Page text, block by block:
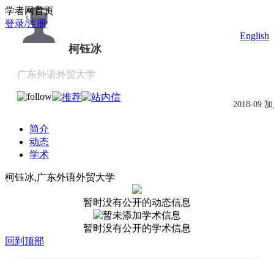
学者网首页
登录/注册
English
柯钰冰
广东外语外贸大学
2018-09
简介
动态
学术
柯钰冰,广东外语外贸大学
暂时没有公开的动态信息
暂时没有公开的学术信息
回到顶部